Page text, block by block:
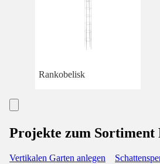
Rankobelisk
Projekte zum Sortiment
Vertikalen Garten anlegen